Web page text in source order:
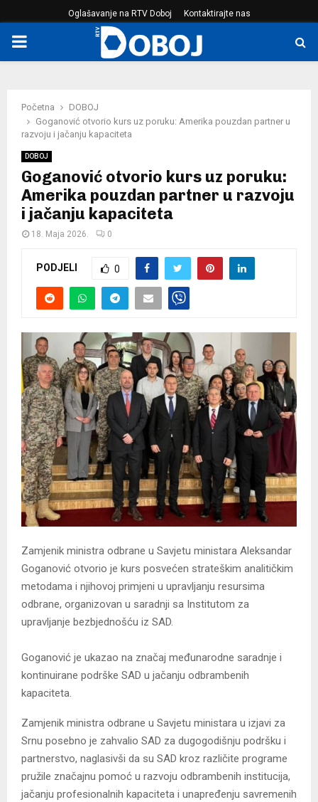
Oglašavanje na RTV Doboj Kontaktirajte nas
PRIMARY
Početna
DOBOJ
Goganović otvorio kurs uz poruku: Amerika pouzdan partner u
razvoju i jačanju kapaciteta
DOBOJ
Goganović otvorio kurs uz poruku:
Amerika pouzdan partner u razvoju
i jačanju kapaciteta
18. Maja 2026. 0
PODJELI 0
Zamjenik ministra odbrane u Savjetu ministara Aleksandar
Goganović otvorio je kurs posvećen strateškim analitičkim
metodama i njihovoj primjeni u upravljanju resursima
odbrane, organizovan u saradnji sa Institutom za
upravljanje bezbjednošću iz SAD.
Goganović je ukazao na značaj međunarodne saradnje i
kontinuirane podrške SAD u jačanju odbrambenih
kapaciteta.
Zamjenik ministra odbrane u Savjetu ministara u izjavi za
Srnu posebno je zahvalio SAD za dugogodišnju podršku i
partnerstvo, naglasivši da su SAD kroz različite programe
pružile značajnu pomoć u razvoju odbrambenih institucija,
jačanju profesionalnih kapaciteta i unapređenju savremenih